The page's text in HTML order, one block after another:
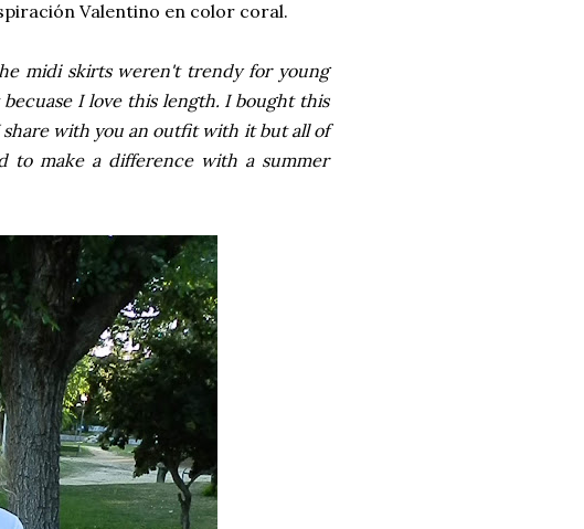
Valentino en color coral.
midi skirts weren't trendy for young
I love this length. I bought this
with you an outfit with it but all of
to make a difference with a summer